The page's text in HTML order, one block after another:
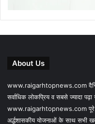
About Us
www.raigarhtopnews.com
सर्वाधिक लोकप्रिय व सबसे ज्यादा
www.raigarhtopnews.com पूरे
अर्द्धशासकीय योजनाओं के साथ सभी